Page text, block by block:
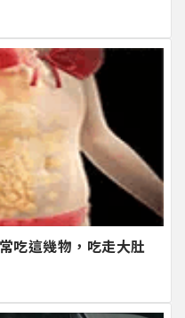
吃這幾物，吃走大肚